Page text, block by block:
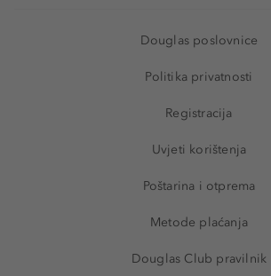
Douglas poslovnice
Politika privatnosti
Registracija
Uvjeti korištenja
Poštarina i otprema
Metode plaćanja
Douglas Club pravilnik